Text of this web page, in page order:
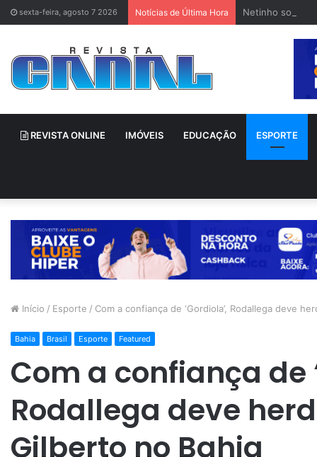
sexta-feira, agosto 7 2026 Notícias de Última Hora Netinho sofre
REVISTA ONLINE IMÓVEIS EDUCAÇÃO ESPORTE
Início / Esporte / Com a confiança de ‘Gordiola’, Rodallega deve
Bahia Brasil Esporte Featured
Com a confiança de
Rodallega deve
Gilberto no Bahia